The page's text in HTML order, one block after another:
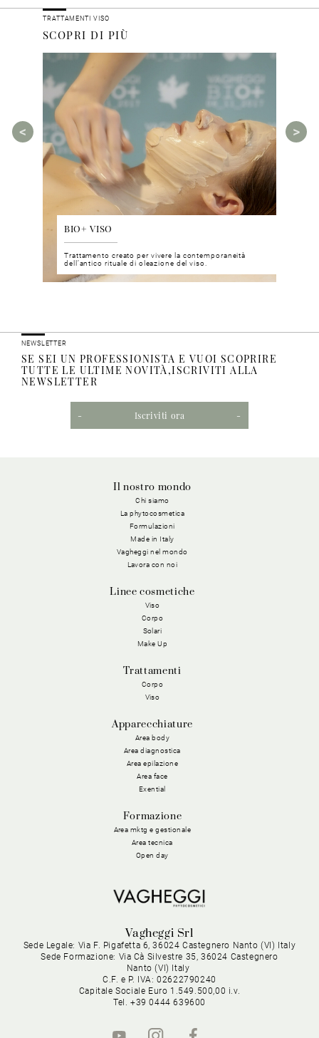
TRATTAMENTI VISO
SCOPRI DI PIÙ
BIO+ VISO
Trattamento creato per vivere la contemporaneità
dell’antico rituale di oleazione del viso.
NEWSLETTER
SE SEI UN PROFESSIONISTA E VUOI SCOPRIRE
TUTTE LE ULTIME NOVITÀ,ISCRIVITI ALLA
NEWSLETTER
Iscriviti ora
Il nostro mondo
Chi siamo
La phytocosmetica
Formulazioni
Made in Italy
Vagheggi nel mondo
Lavora con noi
Linee cosmetiche
Viso
Corpo
Solari
Make Up
Trattamenti
Corpo
Viso
Apparecchiature
Area body
Area diagnostica
Area epilazione
Area face
Exential
Formazione
Area mktg e gestionale
Area tecnica
Open day
Vagheggi Srl
Sede Legale: Via F. Pigafetta 6, 36024 Castegnero Nanto (VI) Italy
Sede Formazione: Via Cà Silvestre 35, 36024 Castegnero
Nanto (VI) Italy
C.F. e P. IVA: 02622790240
Capitale Sociale Euro 1.549.500,00 i.v.
Tel. +39 0444 639600